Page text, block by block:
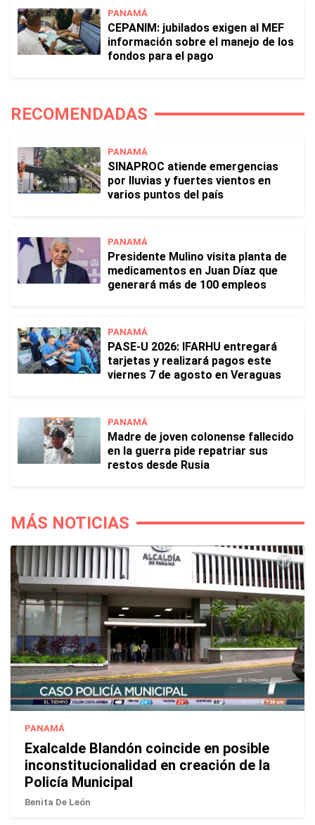
PANAMÁ
CEPANIM: jubilados exigen al MEF
información sobre el manejo de los
fondos para el pago
RECOMENDADAS
PANAMÁ
SINAPROC atiende emergencias
por lluvias y fuertes vientos en
varios puntos del país
PANAMÁ
Presidente Mulino visita planta de
medicamentos en Juan Díaz que
generará más de 100 empleos
PANAMÁ
PASE-U 2026: IFARHU entregará
tarjetas y realizará pagos este
viernes 7 de agosto en Veraguas
PANAMÁ
Madre de joven colonense fallecido
en la guerra pide repatriar sus
restos desde Rusia
MÁS NOTICIAS
PANAMÁ
Exalcalde Blandón coincide en posible
inconstitucionalidad en creación de la
Policía Municipal
Benita De León